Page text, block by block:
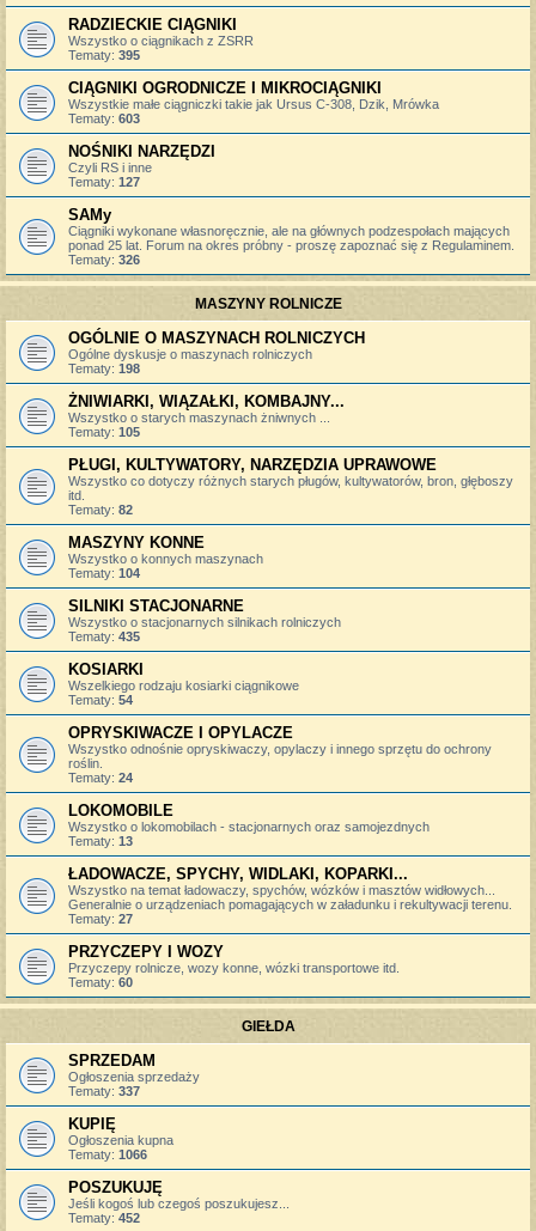
RADZIECKIE CIĄGNIKI
Wszystko o ciągnikach z ZSRR
Tematy: 395
CIĄGNIKI OGRODNICZE I MIKROCIĄGNIKI
Wszystkie małe ciągniczki takie jak Ursus C-308, Dzik, Mrówka
Tematy: 603
NOŚNIKI NARZĘDZI
Czyli RS i inne
Tematy: 127
SAMy
Ciągniki wykonane własnoręcznie, ale na głównych podzespołach mających
ponad 25 lat. Forum na okres próbny - proszę zapoznać się z Regulaminem.
Tematy: 326
MASZYNY ROLNICZE
OGÓLNIE O MASZYNACH ROLNICZYCH
Ogólne dyskusje o maszynach rolniczych
Tematy: 198
ŻNIWIARKI, WIĄZAŁKI, KOMBAJNY...
Wszystko o starych maszynach żniwnych ...
Tematy: 105
PŁUGI, KULTYWATORY, NARZĘDZIA UPRAWOWE
Wszystko co dotyczy różnych starych pługów, kultywatorów, bron, głęboszy
itd.
Tematy: 82
MASZYNY KONNE
Wszystko o konnych maszynach
Tematy: 104
SILNIKI STACJONARNE
Wszystko o stacjonarnych silnikach rolniczych
Tematy: 435
KOSIARKI
Wszelkiego rodzaju kosiarki ciągnikowe
Tematy: 54
OPRYSKIWACZE I OPYLACZE
Wszystko odnośnie opryskiwaczy, opylaczy i innego sprzętu do ochrony
roślin.
Tematy: 24
LOKOMOBILE
Wszystko o lokomobilach - stacjonarnych oraz samojezdnych
Tematy: 13
ŁADOWACZE, SPYCHY, WIDLAKI, KOPARKI...
Wszystko na temat ładowaczy, spychów, wózków i masztów widłowych...
Generalnie o urządzeniach pomagających w załadunku i rekultywacji terenu.
Tematy: 27
PRZYCZEPY I WOZY
Przyczepy rolnicze, wozy konne, wózki transportowe itd.
Tematy: 60
GIEŁDA
SPRZEDAM
Ogłoszenia sprzedaży
Tematy: 337
KUPIĘ
Ogłoszenia kupna
Tematy: 1066
POSZUKUJĘ
Jeśli kogoś lub czegoś poszukujesz...
Tematy: 452